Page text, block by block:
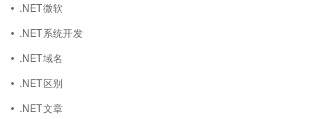
.NET微软
.NET系统开发
.NET域名
.NET区别
.NET文章